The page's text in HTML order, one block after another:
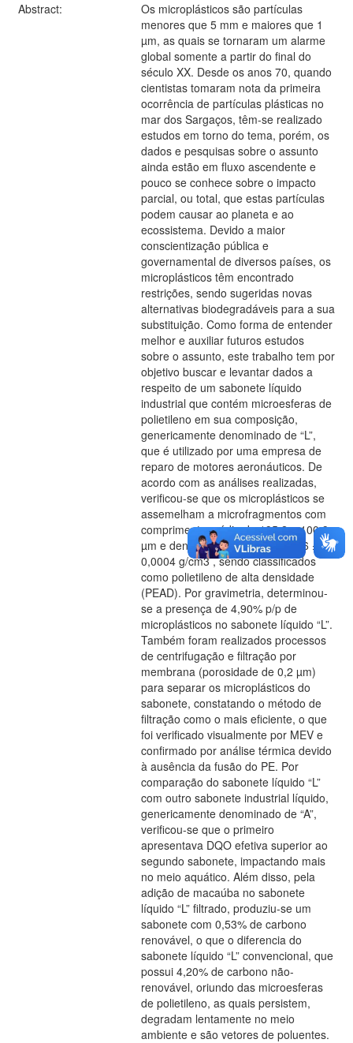
Abstract:
Os microplásticos são partículas
menores que 5 mm e maiores que 1
µm, as quais se tornaram um alarme
global somente a partir do final do
século XX. Desde os anos 70, quando
cientistas tomaram nota da primeira
ocorrência de partículas plásticas no
mar dos Sargaços, têm-se realizado
estudos em torno do tema, porém, os
dados e pesquisas sobre o assunto
ainda estão em fluxo ascendente e
pouco se conhece sobre o impacto
parcial, ou total, que estas partículas
podem causar ao planeta e ao
ecossistema. Devido a maior
conscientização pública e
governamental de diversos países, os
microplásticos têm encontrado
restrições, sendo sugeridas novas
alternativas biodegradáveis para a sua
substituição. Como forma de entender
melhor e auxiliar futuros estudos
sobre o assunto, este trabalho tem por
objetivo buscar e levantar dados a
respeito de um sabonete líquido
industrial que contém microesferas de
polietileno em sua composição,
genericamente denominado de “L”,
que é utilizado por uma empresa de
reparo de motores aeronáuticos. De
acordo com as análises realizadas,
verificou-se que os microplásticos se
assemelham a microfragmentos com
comprimento médio de 195,2 ± 100,9
µm e densidade média de 0,9416 ±
0,0004 g/cm3 , sendo classificados
como polietileno de alta densidade
(PEAD). Por gravimetria, determinou-
se a presença de 4,90% p/p de
microplásticos no sabonete líquido “L”.
Também foram realizados processos
de centrifugação e filtração por
membrana (porosidade de 0,2 µm)
para separar os microplásticos do
sabonete, constatando o método de
filtração como o mais eficiente, o que
foi verificado visualmente por MEV e
confirmado por análise térmica devido
à ausência da fusão do PE. Por
comparação do sabonete líquido “L”
com outro sabonete industrial líquido,
genericamente denominado de “A”,
verificou-se que o primeiro
apresentava DQO efetiva superior ao
segundo sabonete, impactando mais
no meio aquático. Além disso, pela
adição de macaúba no sabonete
líquido “L” filtrado, produziu-se um
sabonete com 0,53% de carbono
renovável, o que o diferencia do
sabonete líquido “L” convencional, que
possui 4,20% de carbono não-
renovável, oriundo das microesferas
de polietileno, as quais persistem,
degradam lentamente no meio
ambiente e são vetores de poluentes.